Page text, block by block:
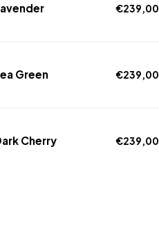
€239,00
Green €239,00
Cherry €239,00